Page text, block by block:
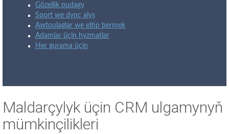
Gözellik pudagy
Sport we dynç alyş
Awtoulaglar we eltip bermek
Adamlar üçin hyzmatlar
Her gurama üçin
Maldarçylyk üçin CRM ulgamynyň
mümkinçilikleri